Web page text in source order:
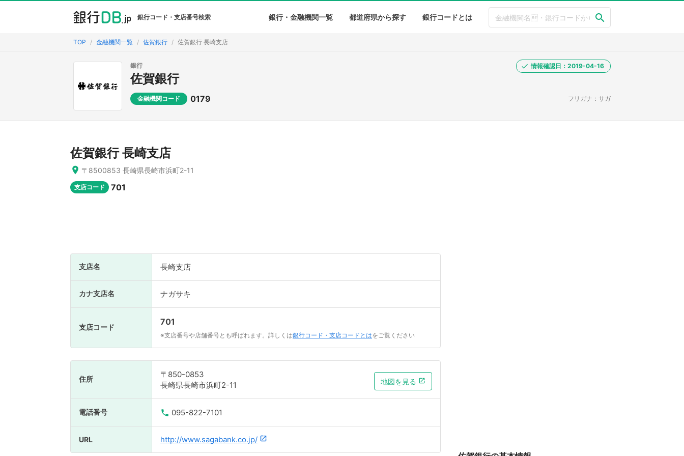
銀行コード・支店番号検索 銀行・金融機関一覧 都道府県から探す 銀行コードとは
TOP 金融機関一覧 佐賀銀行 佐賀銀行 長崎支店
銀行
佐賀銀行
金融機関コード 0179 フリガナ：サガ
情報確認日：2019-04-16
佐賀銀行 長崎支店
〒8500853 長崎県長崎市浜町2-11
支店コード 701
支店名 長崎支店
カナ支店名 ナガサキ
支店コード
701
※支店番号や店舗番号とも呼ばれます。詳しくは銀行コード・支店コードとはをご覧ください
住所
〒850-0853
長崎県長崎市浜町2-11
地図を見る
電話番号 095-822-7101
URL http://www.sagabank.co.jp/